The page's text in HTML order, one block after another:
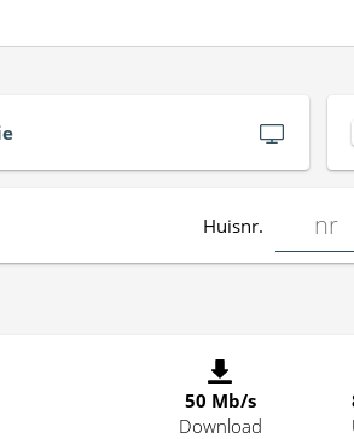
Huisnr.
50 Mb/s
Download